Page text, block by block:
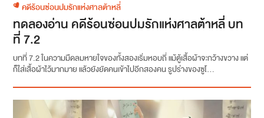
คดีร้อนซ่อนปมรักแห่งศาลต้าหลี่
ทดลองอ่าน คดีร้อนซ่อนปมรักแห่งศาลต้าหลี่ บท
ที่ 7.2
บทที่ 7.2 ในความมืดลมหายใจของทั้งสองเริ่มหอบถี่ แม้ตู้เสื้อผ้าจะกว้างขวาง แต่
ก็ใส่เสื้อผ้าไว้มากมาย แล้วยังยัดคนเข้าไปอีกสองคน รูปร่างของซูโ...